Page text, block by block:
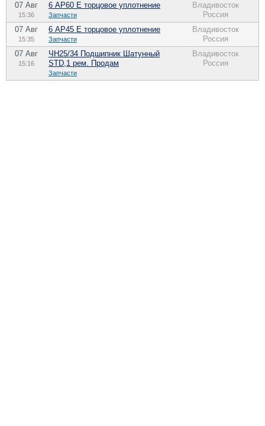
07 Авг
15:36
6 АР60 Е торцовое уплотнение
Запчасти
Владивосток
Россия
07 Авг
15:35
6 АР45 Е торцовое уплотнение
Запчасти
Владивосток
Россия
07 Авг
15:16
ЧН25/34 Подшипник Шатунный
STD,1 рем. Продам
Запчасти
Владивосток
Россия